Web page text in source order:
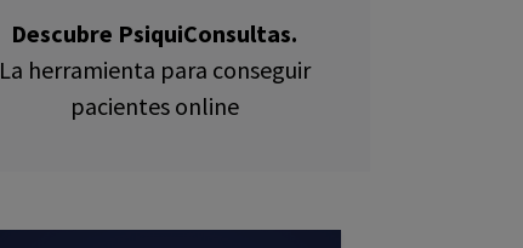
Descubre PsiquiConsultas.
La herramienta para conseguir
pacientes online